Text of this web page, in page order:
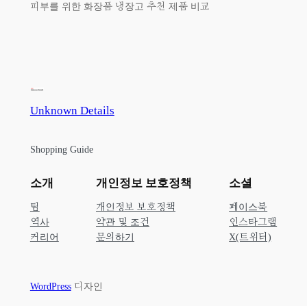
피부를 위한 화장품 냉장고 추천 제품 비교
Unknown Details
Shopping Guide
소개
팀
역사
커리어
개인정보 보호정책
개인정보 보호정책
약관 및 조건
문의하기
소셜
페이스북
인스타그램
X(트위터)
WordPress디자인